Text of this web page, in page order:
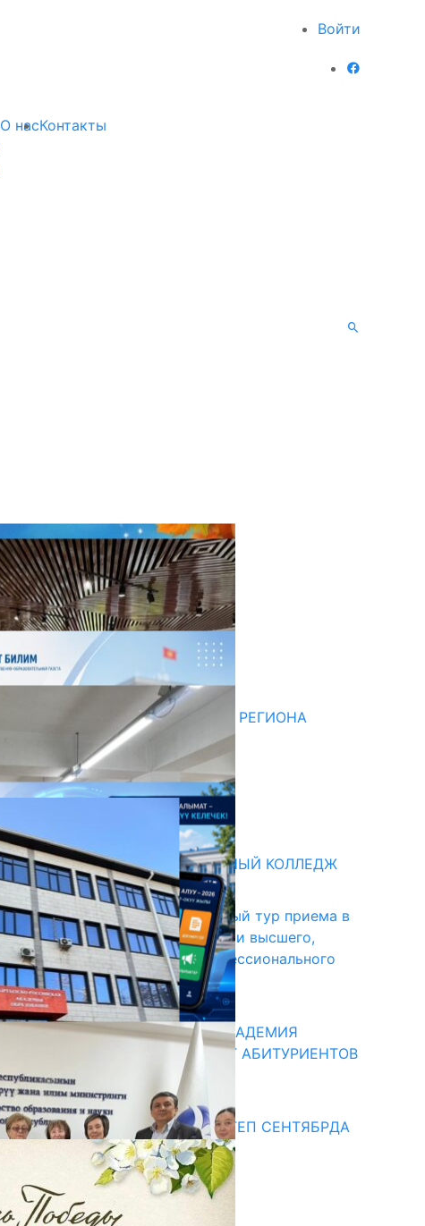
Войти
О насКонтакты
Последние новости
НЕДЕЛЯ В ОБЗОРЕ
07.08.2026
ДЛЯ МЕТОДИСТОВ ЮЖНОГО РЕГИОНА
НАЧАЛОСЬ ОБУЧЕНИЕ
05.08.2026
НЕДЕЛЯ В ОБЗОРЕ
Абитуриент
БИШКЕКСКИЙ УНИВЕРСАЛЬНЫЙ КОЛЛЕДЖ
17.07.2026
В Кыргызстане начался первый тур приема в
образовательные организации высшего,
среднего и начального профессионального
образования
13.07.2026
КЫРГЫЗКО-РОССИЙСКАЯ АКАДЕМИЯ
ОБРАЗОВАНИЯ ПРИГЛАШАЕТ АБИТУРИЕНТОВ
10.07.2026
Медиа
СУЗАКТА 750 ОРУНДУУ МЕКТЕП СЕНТЯБРДА
ПАЙДАЛАНУУГА БЕРИЛЕТ
07.08.2025
Улуу Жеңиштин жандуу сөзү
29.04.2025